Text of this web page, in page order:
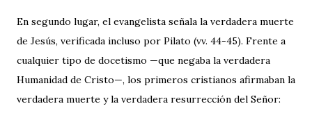
En segundo lugar, el evangelista señala la verdadera muerte
de Jesús, verificada incluso por Pilato (vv. 44-45). Frente a
cualquier tipo de docetismo —que negaba la verdadera
Humanidad de Cristo—, los primeros cristianos afirmaban la
verdadera muerte y la verdadera resurrección del Señor: